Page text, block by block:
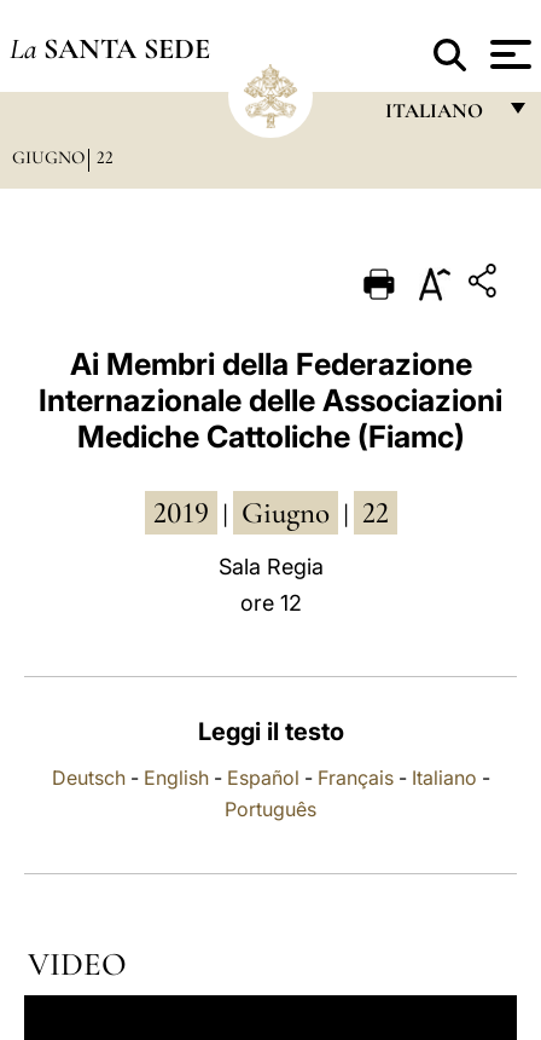
La SANTA SEDE
ITALIANO
PORTUGUÊS
ESPAÑOL
DEUTSCH
POLSKI
العربيّة
中文
GIUGNO 22
Ai Membri della Federazione
Internazionale delle Associazioni
Mediche Cattoliche (Fiamc)
2019 Giugno 22
Sala Regia
ore 12
Leggi il testo
Deutsch- English- Español - Français- Italiano -
Português
VIDEO